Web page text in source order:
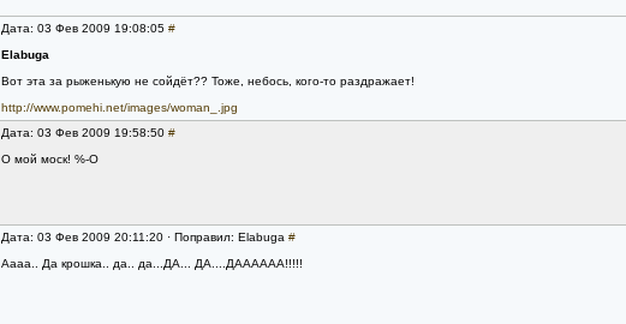
Дата: 03 Фев 2009 19:08:05 #
Elabuga
Вот эта за рыженькую не сойдёт?? Тоже, небось, кого-то раздражает!
http://www.pomehi.net/images/woman_.jpg
Дата: 03 Фев 2009 19:58:50 #
О мой моск! %-О
Дата: 03 Фев 2009 20:11:20 · Поправил: Elabuga #
Аааа.. Да крошка.. да.. да...ДА... ДА....ДАААААА!!!!!